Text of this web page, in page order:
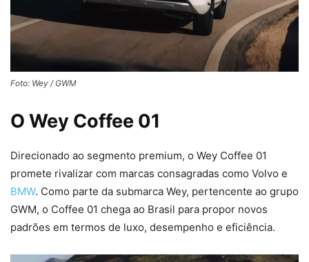
Foto: Wey / GWM
O Wey Coffee 01
Direcionado ao segmento premium, o Wey Coffee 01
promete rivalizar com marcas consagradas como Volvo e
BMW. Como parte da submarca Wey, pertencente ao grupo
GWM, o Coffee 01 chega ao Brasil para propor novos
padrões em termos de luxo, desempenho e eficiência.